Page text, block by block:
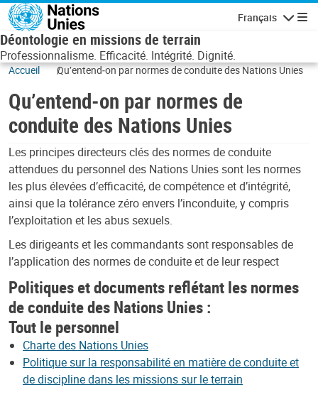
Aller au contenu principal
Français
Déontologie en missions de terrain
Professionnalisme. Efficacité. Intégrité. Dignité.
Accueil Qu’entend‑on par normes de conduite des Nations Unies
Qu’entend‑on par normes de
conduite des Nations Unies
Les principes directeurs clés des normes de conduite
attendues du personnel des Nations Unies sont les normes
les plus élevées d’efficacité, de compétence et d’intégrité,
ainsi que la tolérance zéro envers l’inconduite, y compris
l’exploitation et les abus sexuels.
Les dirigeants et les commandants sont responsables de
l’application des normes de conduite et de leur respect
Politiques et documents reflétant les normes
de conduite des Nations Unies :
Tout le personnel
Charte des Nations Unies
Politique sur la responsabilité en matière de conduite et
de discipline dans les missions sur le terrain